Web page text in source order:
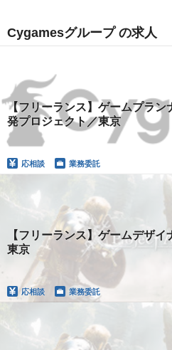
Cygamesグループ の求人
【フリーランス】ゲームプラン
発プロジェクト／東京
応相談 業務委託
【フリーランス】ゲームデザ
東京
応相談 業務委託